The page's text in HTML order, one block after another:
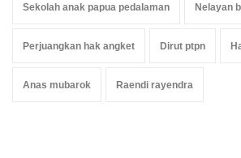
Sekolah anak papua pedalaman Nelayan
Perjuangkan hak angket Dirut ptpn
Anas mubarok Raendi rayendra